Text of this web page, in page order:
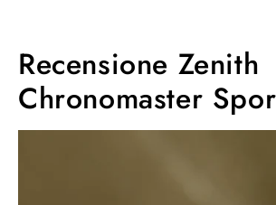
Recensione Zenith
Chronomaster